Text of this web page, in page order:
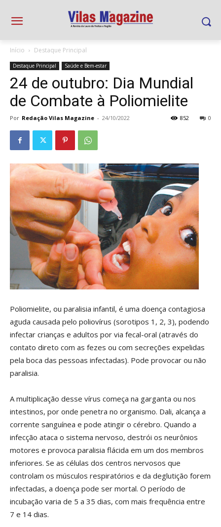
Início Destaque Principal
Destaque Principal Saúde e Bem-estar
24 de outubro: Dia Mundial
de Combate à Poliomielite
Por Redação Vilas Magazine - 24/10/2022 0
852
Poliomielite, ou paralisia infantil, é uma doença contagiosa
aguda causada pelo poliovírus (sorotipos 1, 2, 3), podendo
infectar crianças e adultos por via fecal-oral (através do
contato direto com as fezes ou com secreções expelidas
pela boca das pessoas infectadas). Pode provocar ou não
paralisia.
A multiplicação desse vírus começa na garganta ou nos
intestinos, por onde penetra no organismo. Dali, alcança a
corrente sanguínea e pode atingir o cérebro. Quando a
infecção ataca o sistema nervoso, destrói os neurônios
motores e provoca paralisia flácida em um dos membros
inferiores. Se as células dos centros nervosos que
controlam os músculos respiratórios e da deglutição forem
infectadas, a doença pode ser mortal. O período de
incubação varia de 5 a 35 dias, com mais frequência entre
7 e 14 dias.